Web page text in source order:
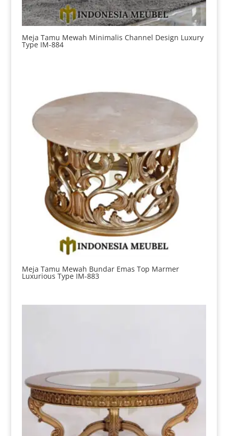
Meja Tamu Mewah Minimalis Channel Design Luxury
Type IM-884
Meja Tamu Mewah Bundar Emas Top Marmer
Luxurious Type IM-883